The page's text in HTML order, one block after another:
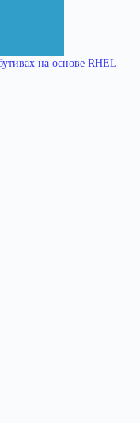
на основе RHEL